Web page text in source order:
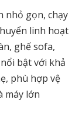
nhỏ gọn, chạy
linh hoạt
ghế sofa,
bật với khả
phù hợp vệ
máy lớn